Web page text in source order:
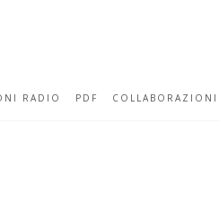
RADIO PDF COLLABORAZIONI